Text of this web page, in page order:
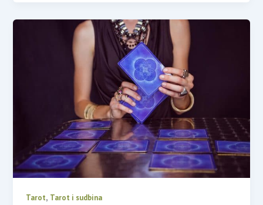
Tarot, Tarot i sudbina